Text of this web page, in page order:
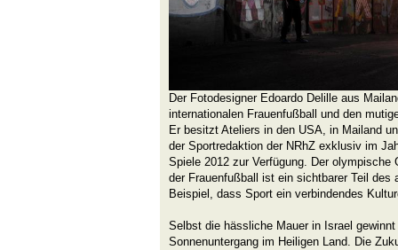
Der Fotodesigner Edoardo Delille aus
internationalen Frauenfußball und den
Er besitzt Ateliers in den USA, in Mailand
der Sportredaktion der NRhZ exklusiv im
Spiele 2012 zur Verfügung. Der olympische
der Frauenfußball ist ein sichtbarer Teil des
Beispiel, dass Sport ein verbindendes
Selbst die hässliche Mauer in Israel
Sonnenuntergang im Heiligen Land. Die